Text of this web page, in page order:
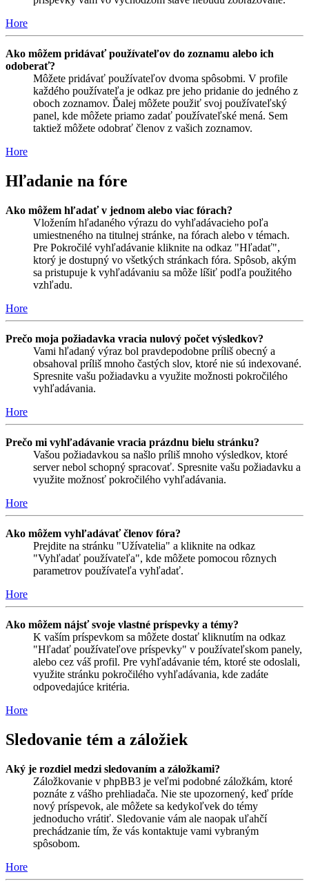
Hore
Ako môžem pridávať používateľov do zoznamu alebo ich
odoberať?
Môžete pridávať používateľov dvoma spôsobmi. V profile
každého používateľa je odkaz pre jeho pridanie do jedného z
oboch zoznamov. Ďalej môžete použiť svoj používateľský
panel, kde môžete priamo zadať používateľské mená. Sem
taktiež môžete odobrať členov z vašich zoznamov.
Hore
Hľadanie na fóre
Ako môžem hľadať v jednom alebo viac fórach?
Vložením hľadaného výrazu do vyhľadávacieho poľa
umiestneného na titulnej stránke, na fórach alebo v témach.
Pre Pokročilé vyhľadávanie kliknite na odkaz "Hľadať",
ktorý je dostupný vo všetkých stránkach fóra. Spôsob, akým
sa pristupuje k vyhľadávaniu sa môže líšiť podľa použitého
vzhľadu.
Hore
Prečo moja požiadavka vracia nulový počet výsledkov?
Vami hľadaný výraz bol pravdepodobne príliš obecný a
obsahoval príliš mnoho častých slov, ktoré nie sú indexované.
Spresnite vašu požiadavku a využite možnosti pokročilého
vyhľadávania.
Hore
Prečo mi vyhľadávanie vracia prázdnu bielu stránku?
Vašou požiadavkou sa našlo príliš mnoho výsledkov, ktoré
server nebol schopný spracovať. Spresnite vašu požiadavku a
využite možnosť pokročilého vyhľadávania.
Hore
Ako môžem vyhľadávať členov fóra?
Prejdite na stránku "Užívatelia" a kliknite na odkaz
"Vyhľadať používateľa", kde môžete pomocou rôznych
parametrov používateľa vyhľadať.
Hore
Ako môžem nájsť svoje vlastné príspevky a témy?
K vaším príspevkom sa môžete dostať kliknutím na odkaz
"Hľadať používateľove príspevky" v používateľskom panely,
alebo cez váš profil. Pre vyhľadávanie tém, ktoré ste odoslali,
využite stránku pokročilého vyhľadávania, kde zadáte
odpovedajúce kritéria.
Hore
Sledovanie tém a záložiek
Aký je rozdiel medzi sledovaním a záložkami?
Záložkovanie v phpBB3 je veľmi podobné záložkám, ktoré
poznáte z vášho prehliadača. Nie ste upozornený, keď príde
nový príspevok, ale môžete sa kedykoľvek do témy
jednoducho vrátiť. Sledovanie vám ale naopak uľahčí
prechádzanie tím, že vás kontaktuje vami vybraným
spôsobom.
Hore